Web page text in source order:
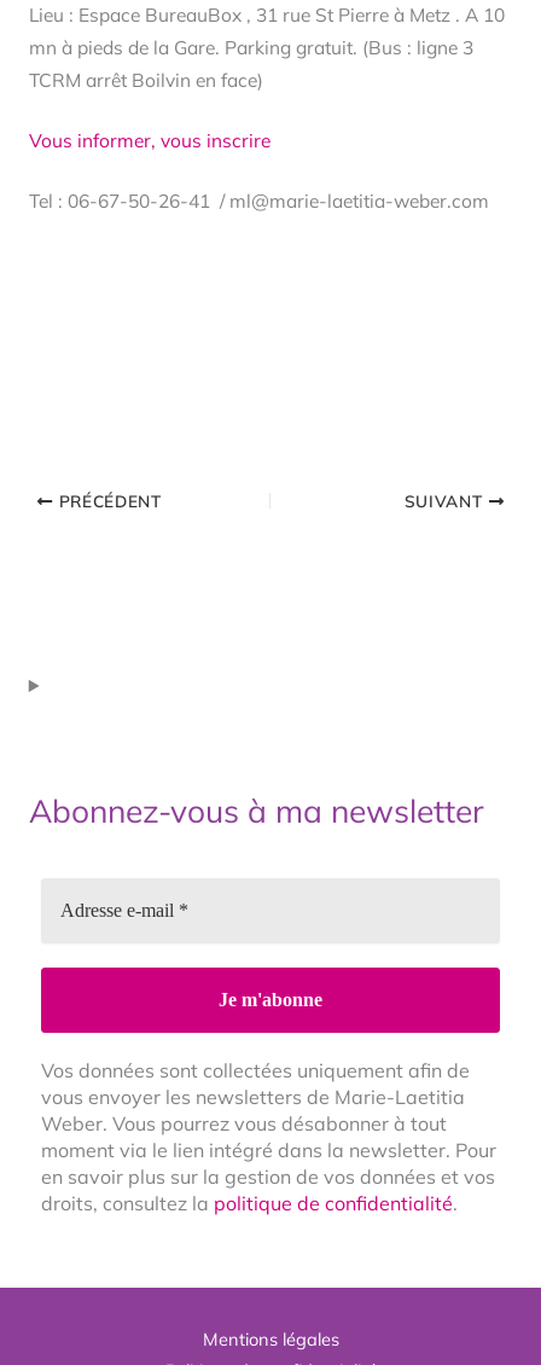
Lieu : Espace BureauBox , 31 rue St Pierre à Metz . A 10
mn à pieds de la Gare. Parking gratuit. (Bus : ligne 3
TCRM arrêt Boilvin en face)
Vous informer, vous inscrire
Tel : 06-67-50-26-41 / ml@marie-laetitia-weber.com
PRÉCÉDENT SUIVANT
Abonnez-vous à ma newsletter
Vos données sont collectées uniquement afin de
vous envoyer les newsletters de Marie-Laetitia
Weber. Vous pourrez vous désabonner à tout
moment via le lien intégré dans la newsletter. Pour
en savoir plus sur la gestion de vos données et vos
droits, consultez la politique de confidentialité.
Mentions légales